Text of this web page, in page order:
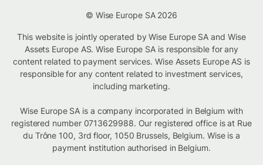
© Wise Europe SA 2026
This website is jointly operated by Wise Europe SA and Wise
Assets Europe AS. Wise Europe SA is responsible for any
content related to payment services. Wise Assets Europe AS is
responsible for any content related to investment services,
including marketing.
Wise Europe SA is a company incorporated in Belgium with
registered number 0713629988. Our registered office is at Rue
du Trône 100, 3rd floor, 1050 Brussels, Belgium. Wise is a
payment institution authorised in Belgium.